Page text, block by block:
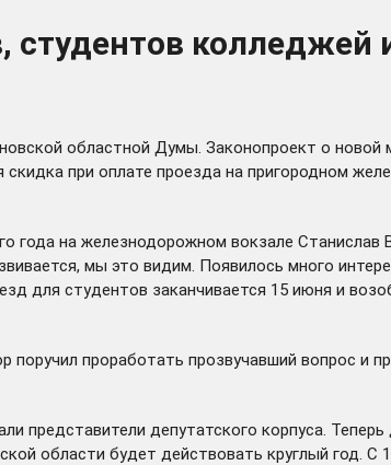
студентов колледжей
областной Думы. Законопроект о новой
при оплате проезда на пригородном
года на железнодорожном вокзале Станислав
мы это видим. Появилось много
для студентов заканчивается 15 июня и
проработать прозвучавший вопрос и
представители депутатского корпуса.
области будет действовать круглый год. С